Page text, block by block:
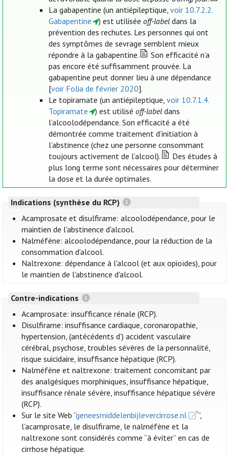
La gabapentine (un antiépileptique, voir 10.7.2.2.
Gabapentine
) est utilisée off-labeldans la
prévention des rechutes. Les personnes qui ont
des symptômes de sevrage semblent mieux
répondre à la gabapentine.
Son efficacité n’a
pas encore été suffisamment prouvée. La
gabapentine peut donner lieu à une dépendance
[voir Folia de février 2020].
Le topiramate (un antiépileptique, voir 10.7.1.4.
Topiramate
) est utilisé off-labeldans
l’alcoolodépendance. Son efficacité a été
démontrée comme traitement d’initiation à
l’abstinence (chez une personne consommant
toujours activement de l’alcool).
Des études à
plus long terme sont nécessaires pour déterminer
la dose et la durée optimales.
Indications (synthèse du RCP)
Acamprosate et disulfirame: alcoolodépendance, pour le
maintien de l'abstinence d'alcool.
Nalméfène: alcoolodépendance, pour la réduction de la
consommation d'alcool.
Naltrexone: dépendance à l'alcool (et aux opioïdes), pour
le maintien de l'abstinence d'alcool.
Contre-indications
Acamprosate: insufficance rénale (RCP).
Disulfirame: insuffisance cardiaque, coronaropathie,
hypertension, (antécédents d’) accident vasculaire
cérébral, psychose, troubles sévères de la personnalité,
risque suicidaire, insuffisance hépatique (RCP).
Nalméfène et naltrexone: traitement concomitant par
des analgésiques morphiniques, insuffisance hépatique,
insuffisance rénale sévère, insuffisance hépatique sévère
(RCP).
Sur le site Web “geneesmiddelenbijlevercirrose.nl
”,
l’acamprosate, le disulfirame, le nalméfène et la
naltrexone sont considérés comme “à éviter” en cas de
cirrhose hépatique.